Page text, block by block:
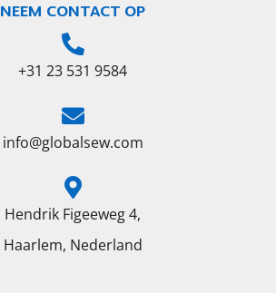
NEEM CONTACT OP
+31 23 531 9584
info@globalsew.com
Hendrik Figeeweg 4,
Haarlem, Nederland